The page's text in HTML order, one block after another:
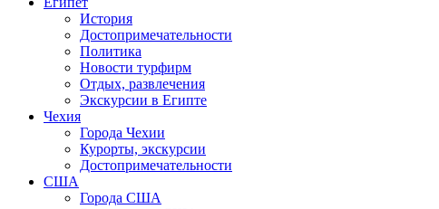
История
Достопримечательности
Политика
Новости турфирм
Отдых, развлечения
Экскурсии в Египте
Чехия
Города Чехии
Курорты, экскурсии
Достопримечательности
США
Города США